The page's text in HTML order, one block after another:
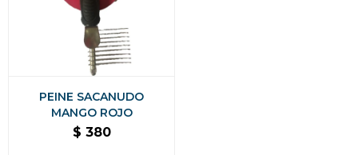
PEINE SACANUDO
MANGO ROJO
$ 380